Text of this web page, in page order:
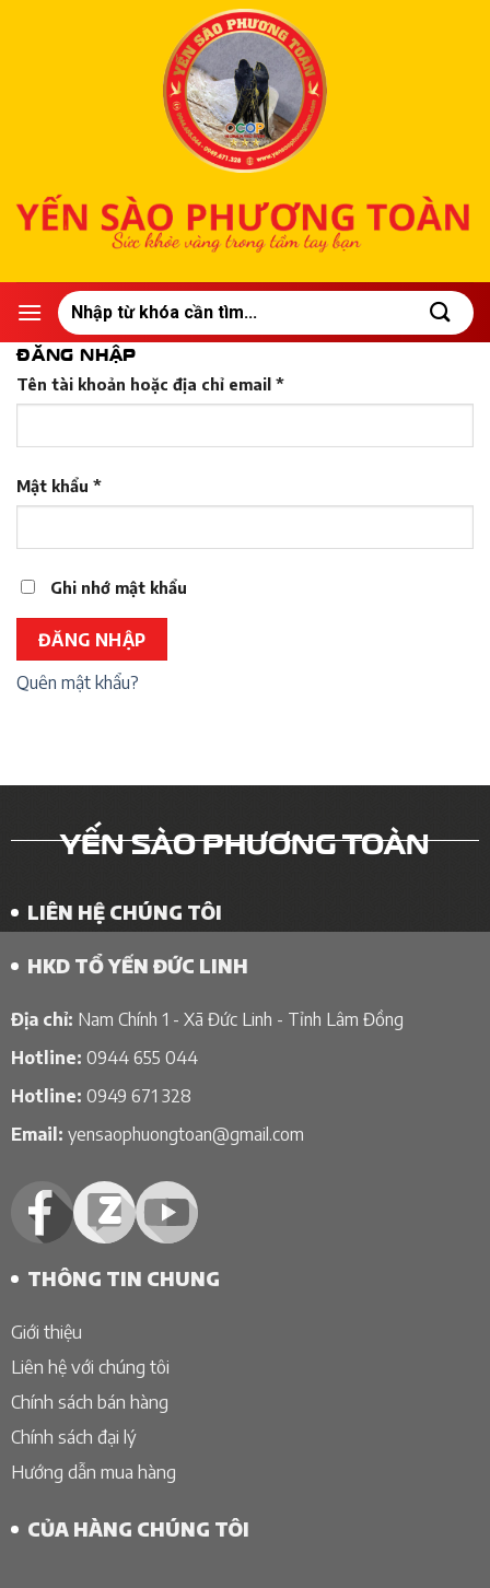
Tìm
kiếm:
ĐĂNG NHẬP
Tên tài khoản hoặc địa chỉ email *Bắt
buộc
Mật khẩu *Bắt
buộc
Ghi nhớ mật khẩu
ĐĂNG NHẬP
Quên mật khẩu?
YẾN SÀO PHƯƠNG TOÀN
LIÊN HỆ CHÚNG TÔI
HKD TỔ YẾN ĐỨC LINH
Địa chỉ: Nam Chính 1 - Xã Đức Linh - Tỉnh Lâm Đồng
Hotline: 0944 655 044
Hotline: 0949 671 328
Email: yensaophuongtoan@gmail.com
THÔNG TIN CHUNG
Giới thiệu
Liên hệ với chúng tôi
Chính sách bán hàng
Chính sách đại lý
Hướng dẫn mua hàng
CỦA HÀNG CHÚNG TÔI